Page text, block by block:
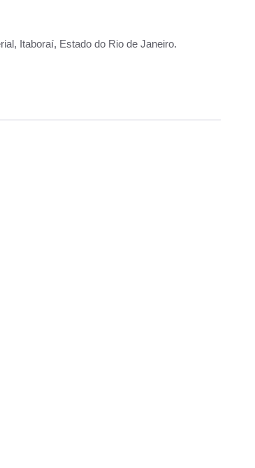
Itaboraí, Estado do Rio de Janeiro.